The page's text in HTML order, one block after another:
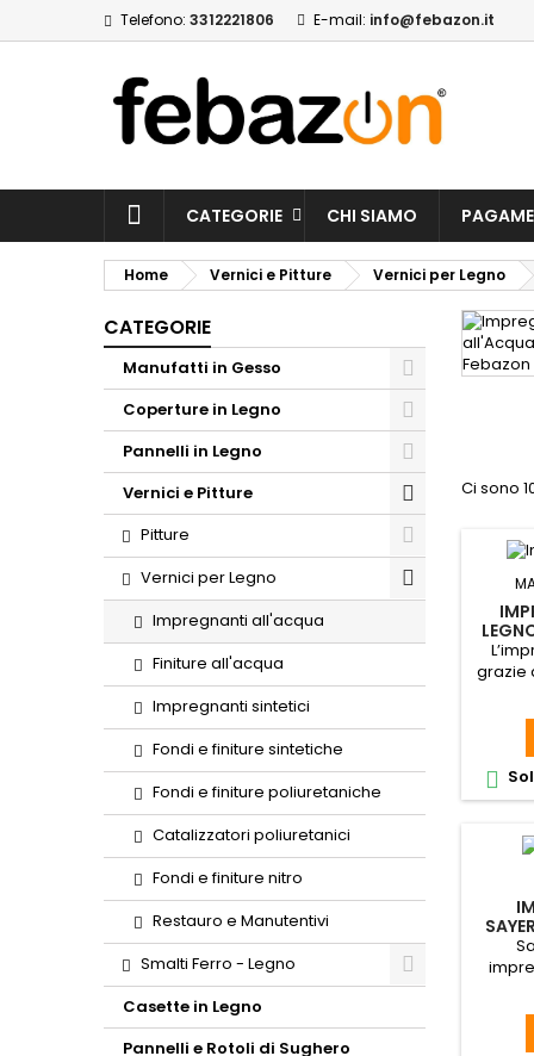
Telefono: 3312221806 E-mail: info@febazon.it
CATEGORIE CHI SIAMO
Home Vernici e Pitture Vernici per Legno
CATEGORIE
Manufatti in Gesso
Coperture in Legno
Pannelli in Legno
Vernici e Pitture
Pitture
Vernici per Legno
Impregnanti all'acqua
Finiture all'acqua
Impregnanti sintetici
Fondi e finiture sintetiche
Fondi e finiture poliuretaniche
Catalizzatori poliuretanici
Fondi e finiture nitro
Restauro e Manutentivi
Smalti Ferro - Legno
Casette in Legno
Pannelli e Rotoli di Sughero
Ci sono
grazie
cui è
